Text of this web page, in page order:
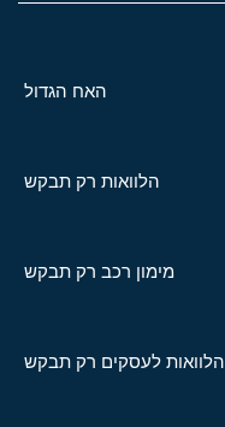
האח הגדול
הלוואות רק תבקש
מימון רכב רק תבקש
הלוואות לעסקים רק תבקש